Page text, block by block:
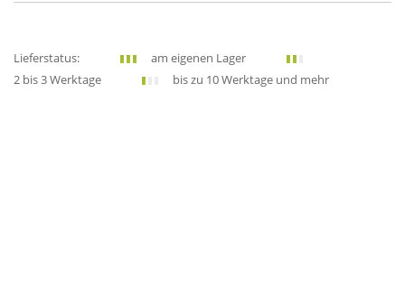
Lieferstatus:
am eigenen Lager
2 bis 3 Werktage
bis zu 10 Werktage und mehr